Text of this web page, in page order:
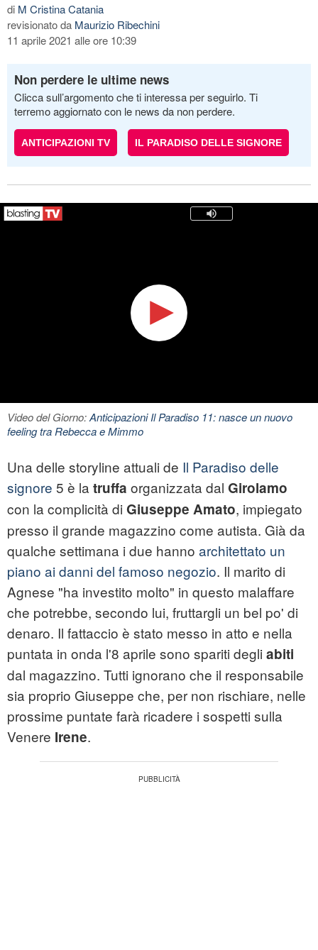
di M Cristina Catania
revisionato da Maurizio Ribechini
11 aprile 2021 alle ore 10:39
Non perdere le ultime news
Clicca sull’argomento che ti interessa per seguirlo. Ti
terremo aggiornato con le news da non perdere.
ANTICIPAZIONI TV IL PARADISO DELLE SIGNORE
Video del Giorno:Anticipazioni Il Paradiso 11: nasce un nuovo
feeling tra Rebecca e Mimmo
Una delle storyline attuali de Il Paradiso delle
signore 5 è la truffa organizzata dal Girolamo
con la complicità di Giuseppe Amato, impiegato
presso il grande magazzino come autista. Già da
qualche settimana i due hanno architettato un
piano ai danni del famoso negozio. Il marito di
Agnese "ha investito molto" in questo malaffare
che potrebbe, secondo lui, fruttargli un bel po' di
denaro. Il fattaccio è stato messo in atto e nella
puntata in onda l'8 aprile sono spariti degli abiti
dal magazzino. Tutti ignorano che il responsabile
sia proprio Giuseppe che, per non rischiare, nelle
prossime puntate farà ricadere i sospetti sulla
Venere Irene.